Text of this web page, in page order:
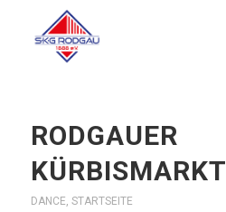
RODGAUER
KÜRBISMARKT
DANCE, STARTSEITE